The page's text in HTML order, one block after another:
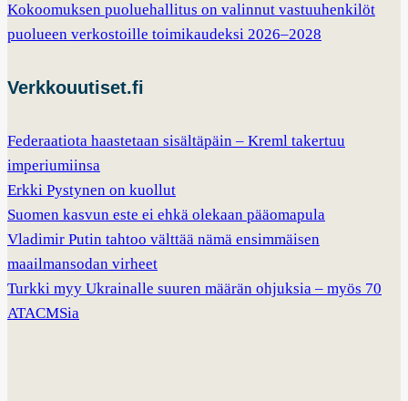
Kokoomuksen puoluehallitus on valinnut vastuuhenkilöt
puolueen verkostoille toimikaudeksi 2026–2028
Verkkouutiset.fi
Federaatiota haastetaan sisältäpäin – Kreml takertuu
imperiumiinsa
Erkki Pystynen on kuollut
Suomen kasvun este ei ehkä olekaan pääomapula
Vladimir Putin tahtoo välttää nämä ensimmäisen
maailmansodan virheet
Turkki myy Ukrainalle suuren määrän ohjuksia – myös 70
ATACMSia